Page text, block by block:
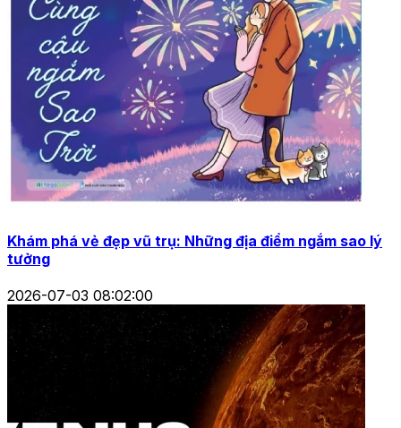
Khám phá vẻ đẹp vũ trụ: Những địa điểm ngắm sao lý
tưởng
2026-07-03 08:02:00